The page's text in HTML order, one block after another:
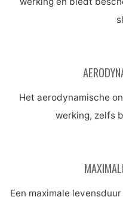
Het aerodynamische
werking, zelfs
Een maximale